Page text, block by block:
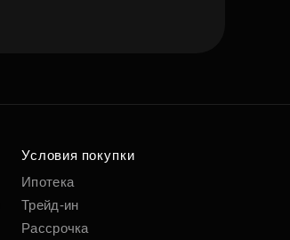
Условия покупки
Ипотека
Трейд-ин
Рассрочка